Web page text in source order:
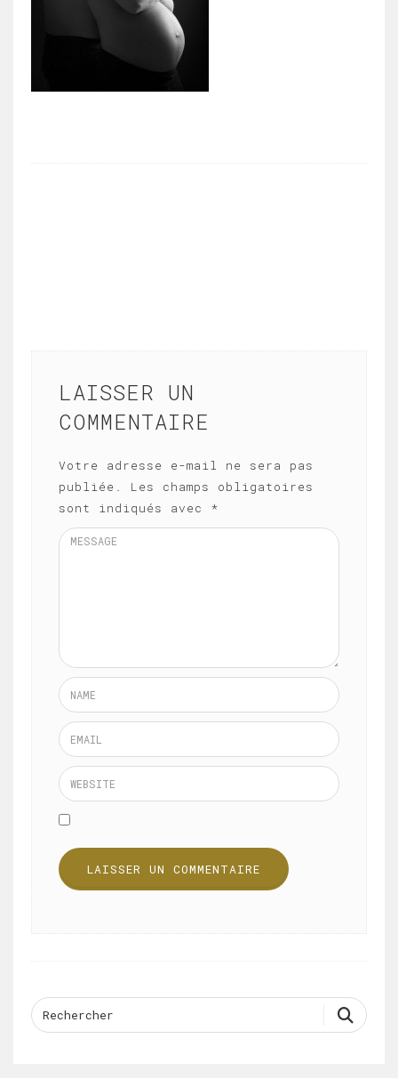
LAISSER UN
COMMENTAIRE
Votre adresse e-mail ne sera pas
publiée.
Les champs obligatoires
sont indiqués avec *